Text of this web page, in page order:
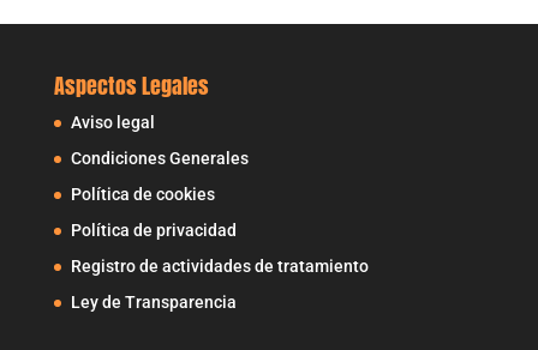
Aspectos Legales
Aviso legal
Condiciones Generales
Política de cookies
Política de privacidad
Registro de actividades de tratamiento
Ley de Transparencia